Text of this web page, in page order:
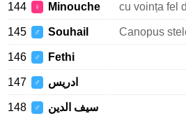
144 ♀ Minouche cu voința fel
145 ♂ Souhail Canopus
146 ♂ Fethi
147 ♂ ادريس
148 ♂ سيف الدين